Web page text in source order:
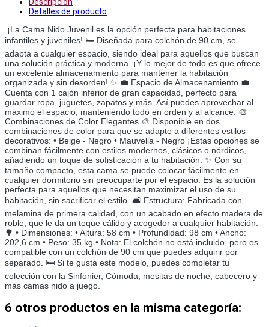
Detalles de producto
¡La Cama Nido Juvenil es la opción perfecta para habitaciones
infantiles y juveniles! 🛏️ Diseñada para colchón de 90 cm, se
adapta a cualquier espacio, siendo ideal para aquellos que buscan
una solución práctica y moderna. ¡Y lo mejor de todo es que ofrece
un excelente almacenamiento para mantener la habitación
organizada y sin desorden! ✨ 💼 Espacio de Almacenamiento 💼
Cuenta con 1 cajón inferior de gran capacidad, perfecto para
guardar ropa, juguetes, zapatos y más. Así puedes aprovechar al
máximo el espacio, manteniendo todo en orden y al alcance. 🎨
Combinaciones de Color Elegantes 🎨 Disponible en dos
combinaciones de color para que se adapte a diferentes estilos
decorativos: • Beige - Negro • Mauvella - Negro ¡Estas opciones se
combinan fácilmente con estilos modernos, clásicos o nórdicos,
añadiendo un toque de sofisticación a tu habitación. ✨ Con su
tamaño compacto, esta cama se puede colocar fácilmente en
cualquier dormitorio sin preocuparte por el espacio. Es la solución
perfecta para aquellos que necesitan maximizar el uso de su
habitación, sin sacrificar el estilo. 🛋️ Estructura: Fabricada con
melamina de primera calidad, con un acabado en efecto madera de
roble, que le da un toque cálido y acogedor a cualquier habitación.
🌳 • Dimensiones: • Altura: 58 cm • Profundidad: 98 cm • Ancho:
202,6 cm • Peso: 35 kg • Nota: El colchón no está incluido, pero es
compatible con un colchón de 90 cm que puedes adquirir por
separado. 🛏️ Si te gusta este modelo, puedes completar tu
colección con la Sinfonier, Cómoda, mesitas de noche, cabecero y
más camas nido a juego.
6 otros productos en la misma categoría: